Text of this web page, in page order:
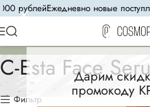
Дарим
промокоду
рублейЕжедневно новые
С-Esta Face
Фильтр